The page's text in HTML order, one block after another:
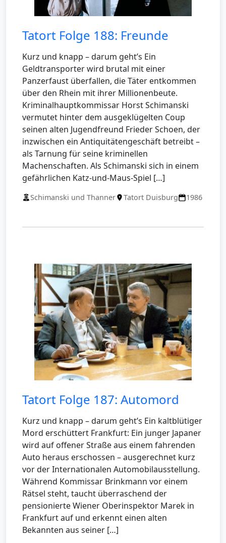
Tatort Folge 188: Freunde
Kurz und knapp – darum geht’s Ein
Geldtransporter wird brutal mit einer
Panzerfaust überfallen, die Täter entkommen
über den Rhein mit ihrer Millionenbeute.
Kriminalhauptkommissar Horst Schimanski
vermutet hinter dem ausgeklügelten Coup
seinen alten Jugendfreund Frieder Schoen, der
inzwischen ein Antiquitätengeschäft betreibt –
als Tarnung für seine kriminellen
Machenschaften. Als Schimanski sich in einem
gefährlichen Katz-und-Maus-Spiel […]
Schimanski und Thanner Tatort Duisburg 1986
Tatort Folge 187: Automord
Kurz und knapp – darum geht’s Ein kaltblütiger
Mord erschüttert Frankfurt: Ein junger Japaner
wird auf offener Straße aus einem fahrenden
Auto heraus erschossen – ausgerechnet kurz
vor der Internationalen Automobilausstellung.
Während Kommissar Brinkmann vor einem
Rätsel steht, taucht überraschend der
pensionierte Wiener Oberinspektor Marek in
Frankfurt auf und erkennt einen alten
Bekannten aus seiner […]